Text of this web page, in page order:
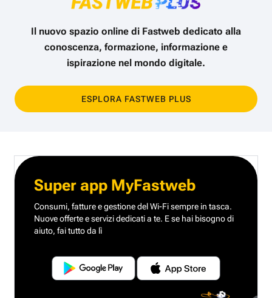
Il nuovo spazio online di Fastweb dedicato alla
conoscenza, formazione, informazione e
ispirazione nel mondo digitale.
ESPLORA FASTWEB PLUS
Super app MyFastweb
Consumi, fatture e gestione del Wi-Fi sempre in tasca.
Nuove offerte e servizi dedicati a te. E se hai bisogno di
aiuto, fai tutto da lì